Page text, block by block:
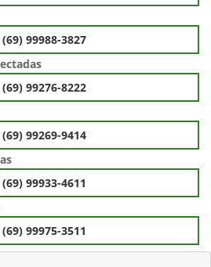
(69) 99988-3827
(69) 99276-8222
(69) 99269-9414
(69) 99933-4611
(69) 99975-3511